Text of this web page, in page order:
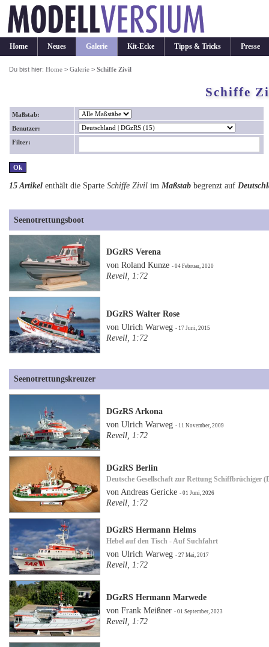
Home Neues Galerie Kit-Ecke Tipps & Tricks Presse
Du bist hier:Home >Galerie >Schiffe Zivil
Schiffe
Maßstab:
Benutzer:
Filter:
15 Artikel enthält die SparteSchiffe Zivil im Maßstabbegrenzt auf
Seenotrettungsboot
DGzRS Verena
von Roland Kunze- 04 Februar, 2020
Revell, 1:72
DGzRS Walter Rose
von Ulrich Warweg- 17 Juni, 2015
Revell, 1:72
Seenotrettungskreuzer
DGzRS Arkona
von Ulrich Warweg- 11 November, 2009
Revell, 1:72
DGzRS Berlin
Deutsche Gesellschaft zur Rettung Schiffbrüchiger
von Andreas Gericke- 01 Juni, 2026
Revell, 1:72
DGzRS Hermann Helms
Hebel auf den Tisch - Auf Suchfahrt
von Ulrich Warweg- 27 Mai, 2017
Revell, 1:72
DGzRS Hermann Marwede
von Frank Meißner- 01 September, 2023
Revell, 1:72